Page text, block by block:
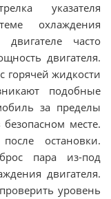
указателя
охлаждения
часто
двигателя.
горячей жидкости
подобные
за пределы
месте.
остановки.
пара из-под
двигателя.
уровень